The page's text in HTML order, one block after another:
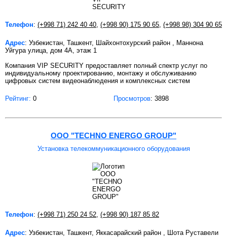
Телефон: (+998 71) 242 40 40 (+998 90) 175 90 65 (+998 98) 304 90 65
Адрес: Узбекистан, Ташкент, Шайхонтохурский район , Маннона
Уйгура улица, дом 4А, этаж 1
Компания VIP SECURITY предоставляет полный спектр услуг по
индивидуальному проектированию, монтажу и обслуживанию
цифровых систем видеонаблюдения и комплексных систем
Рейтинг: 0 Просмотров: 3898
ООО "TECHNO ENERGO GROUP"
Установка телекоммуникационного оборудования
Телефон: (+998 71) 250 24 52 (+998 90) 187 85 82
Адрес: Узбекистан, Ташкент, Яккасарайский район , Шота Руставели